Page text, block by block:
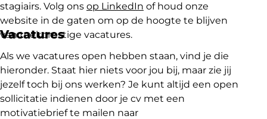
stagiairs. Volg ons op LinkedIn of houd onze
website in de gaten om op de hoogte te blijven
van toekomstige vacatures.
Vacatures
Als we vacatures open hebben staan, vind je die
hieronder. Staat hier niets voor jou bij, maar zie jij
jezelf toch bij ons werken? Je kunt altijd een open
sollicitatie indienen door je cv met een
motivatiebrief te mailen naar